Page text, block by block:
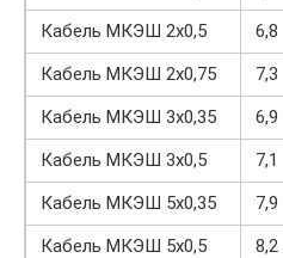
Кабель МКЭШ 2х0,5
6,8
Кабель МКЭШ 2х0,75
7,3
Кабель МКЭШ 3х0,35
6,9
Кабель МКЭШ 3х0,5
7,1
Кабель МКЭШ 5х0,35
7,9
Кабель МКЭШ 5х0,5
8,2